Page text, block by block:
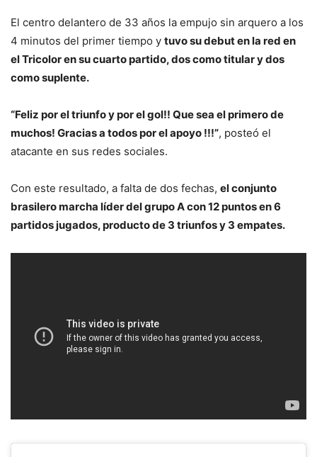
El centro delantero de 33 años la empujo sin arquero a los
4 minutos del primer tiempo y tuvo su debut en la red en
el Tricolor en su cuarto partido, dos como titular y dos
como suplente.
“Feliz por el triunfo y por el gol!! Que sea el primero de
muchos! Gracias a todos por el apoyo !!!”, posteó el
atacante en sus redes sociales.
Con este resultado, a falta de dos fechas, el conjunto
brasilero marcha líder del grupo A con 12 puntos en 6
partidos jugados, producto de 3 triunfos y 3 empates.